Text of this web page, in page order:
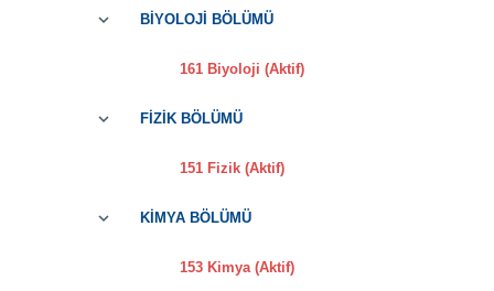
BİYOLOJİ BÖLÜMÜ
161 Biyoloji (Aktif)
FİZİK BÖLÜMÜ
151 Fizik (Aktif)
KİMYA BÖLÜMÜ
153 Kimya (Aktif)